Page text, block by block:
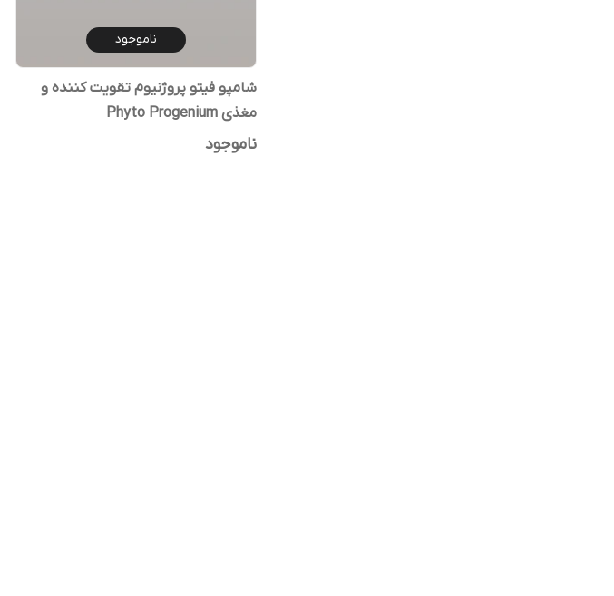
ناموجود
شامپو فیتو پروژنیوم تقویت کننده و
مغذی Phyto Progenium
ناموجود